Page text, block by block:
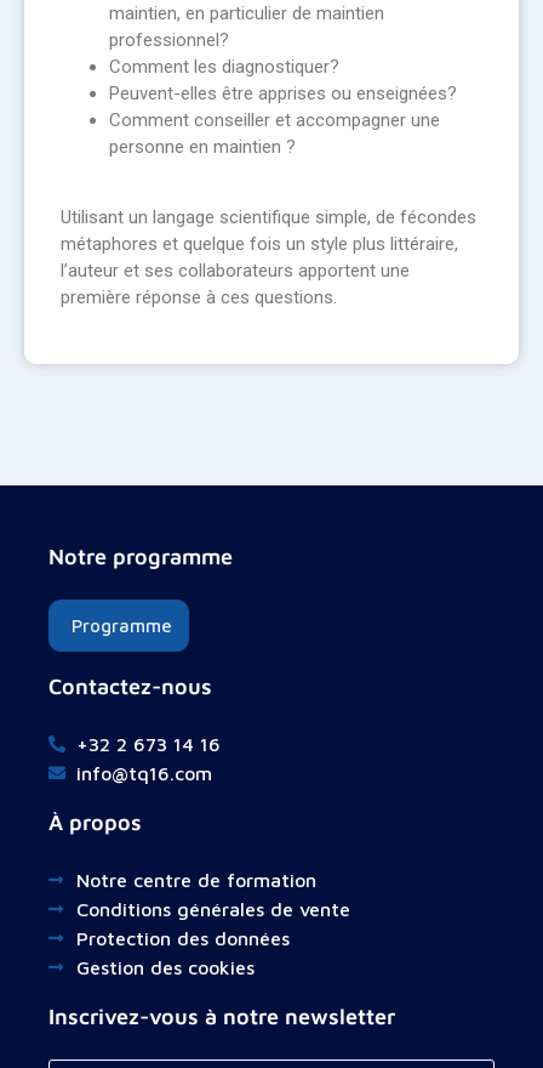
maintien, en particulier de maintien
professionnel?
Comment les diagnostiquer?
Peuvent-elles être apprises ou enseignées?
Comment conseiller et accompagner une
personne en maintien ?
Utilisant un langage scientifique simple, de fécondes
métaphores et quelque fois un style plus littéraire,
l’auteur et ses collaborateurs apportent une
première réponse à ces questions.
Notre programme
Programme
Contactez-nous
+32 2 673 14 16
info@tq16.com
À propos
Notre centre de formation
Conditions générales de vente
Protection des données
Gestion des cookies
Inscrivez-vous à notre newsletter